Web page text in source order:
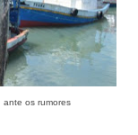
os rumores